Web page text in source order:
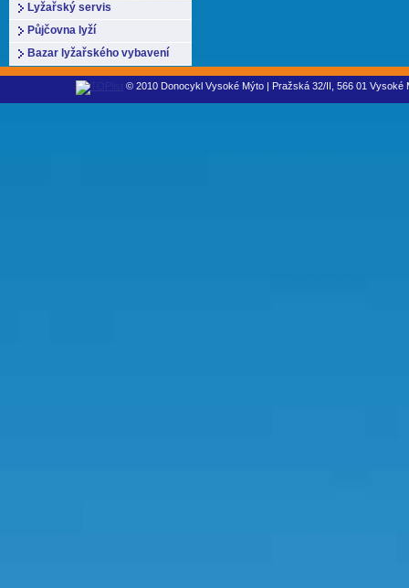
Lyžařský servis
Půjčovna lyží
Bazar lyžařského vybavení
© 2010 Donocykl Vysoké Mýto | Pražská 32/II, 566 01 Vysoké